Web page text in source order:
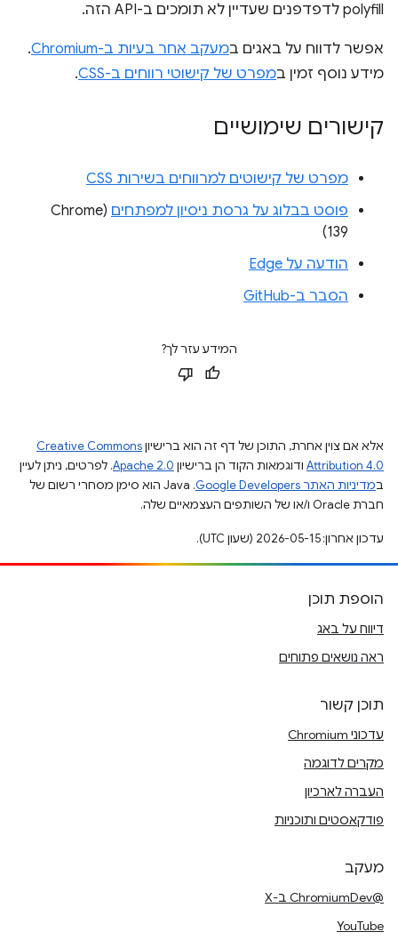
polyfill לדפדפנים שעדיין לא תומכים ב-API הזה.
אפשר לדווח על באגים במעקב אחר בעיות ב-Chromium
.
מידע נוסף זמין במפרט של קישוטי רווחים ב-CSS .
קישורים שימושיים
מפרט של קישוטים למרווחים בשירות CSS
פוסט בבלוג על גרסת ניסיון למפתחים (Chrome
139)
הודעה על Edge
הסבר ב-GitHub
המידע עזר לך?
אלא אם צוין אחרת, התוכן של דף זה הוא ברישיוןCreative Commons
Attribution 4.0 ודוגמאות הקוד הן ברישיון Apache 2.0. לפרטים, ניתן לעיין
במדיניות האתר Google Developers‏
.‏ Java הוא סימן מסחרי רשום של
חברת Oracle ו/או של השותפים העצמאיים שלה.
עדכון אחרון: 2026-05-15 (שעון UTC).
הוספת תוכן
דיווח על באג
ראה נושאים פתוחים
תוכן קשור
עדכוני Chromium
מקרים לדוגמה
העברה לארכיון
פודקאסטים ותוכניות
מעקב
@ChromiumDev ב-X
YouTube